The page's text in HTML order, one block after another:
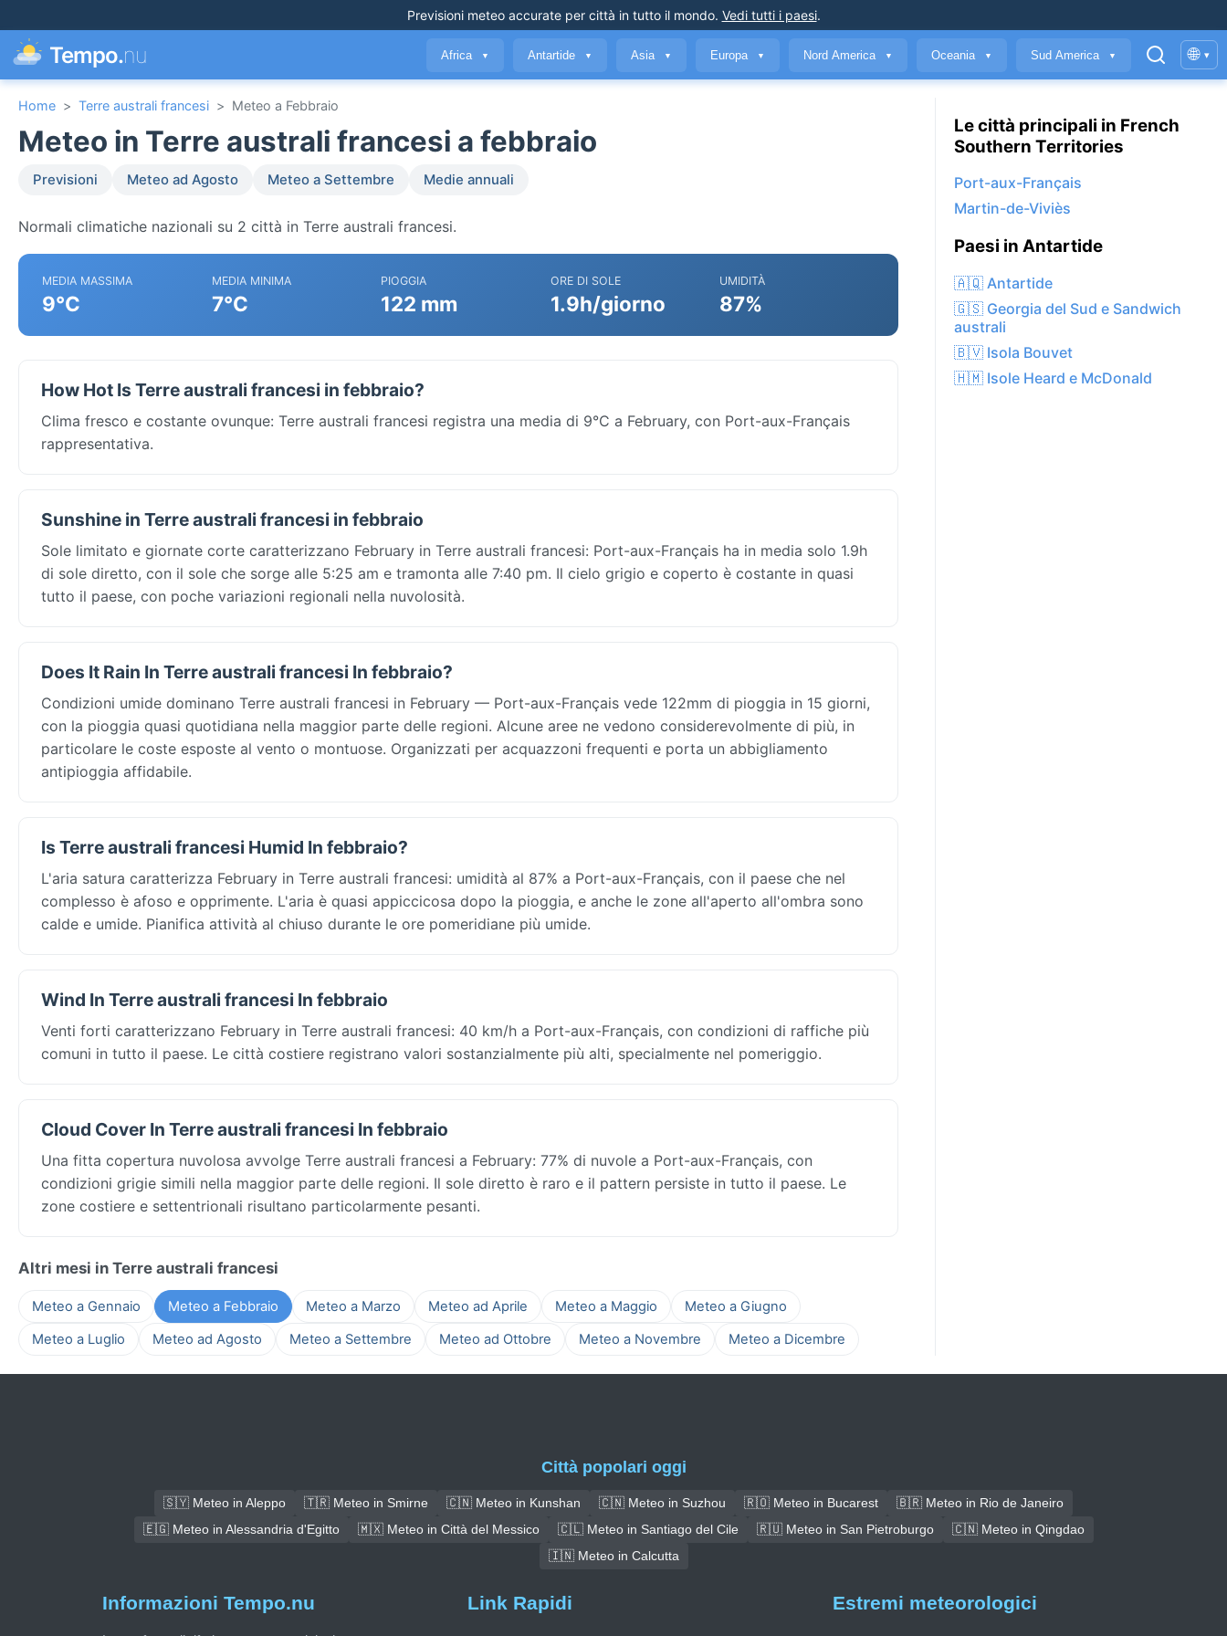
Previsioni meteo accurateper città in tutto il mondo. Vedi tutti i paesi.
Tempo.nu Africa ▼ Antartide ▼ Asia ▼ Europa ▼ Nord America ▼ Oceania ▼ Sud America ▼ 🌐 ▾
Home > Terre australi francesi > Meteo a Febbraio
Meteo in Terre australi francesi a febbraio
Previsioni Meteo ad Agosto Meteo a Settembre Medie annuali
Normali climatiche nazionali su 2 città in Terre australi francesi.
MEDIA MASSIMA
9°C
MEDIA MINIMA
7°C
PIOGGIA
122 mm
ORE DI SOLE
1.9h/giorno
UMIDITÀ
87%
How Hot Is Terre australi francesi in febbraio?
Clima fresco e costante ovunque: Terre australi francesi registra una media di 9°C a February, con Port-aux-Français
rappresentativa.
Sunshine in Terre australi francesi in febbraio
Sole limitato e giornate corte caratterizzano February in Terre australi francesi: Port-aux-Français ha in media solo 1.9h
di sole diretto, con il sole che sorge alle 5:25 am e tramonta alle 7:40 pm. Il cielo grigio e coperto è costante in quasi
tutto il paese, con poche variazioni regionali nella nuvolosità.
Does It Rain In Terre australi francesi In febbraio?
Condizioni umide dominano Terre australi francesi in February — Port-aux-Français vede 122mm di pioggia in 15 giorni,
con la pioggia quasi quotidiana nella maggior parte delle regioni. Alcune aree ne vedono considerevolmente di più, in
particolare le coste esposte al vento o montuose. Organizzati per acquazzoni frequenti e porta un abbigliamento
antipioggia affidabile.
Is Terre australi francesi Humid In febbraio?
L'aria satura caratterizza February in Terre australi francesi: umidità al 87% a Port-aux-Français, con il paese che nel
complesso è afoso e opprimente. L'aria è quasi appiccicosa dopo la pioggia, e anche le zone all'aperto all'ombra sono
calde e umide. Pianifica attività al chiuso durante le ore pomeridiane più umide.
Wind In Terre australi francesi In febbraio
Venti forti caratterizzano February in Terre australi francesi: 40 km/h a Port-aux-Français, con condizioni di raffiche più
comuni in tutto il paese. Le città costiere registrano valori sostanzialmente più alti, specialmente nel pomeriggio.
Cloud Cover In Terre australi francesi In febbraio
Una fitta copertura nuvolosa avvolge Terre australi francesi a February: 77% di nuvole a Port-aux-Français, con
condizioni grigie simili nella maggior parte delle regioni. Il sole diretto è raro e il pattern persiste in tutto il paese. Le
zone costiere e settentrionali risultano particolarmente pesanti.
Altri mesi in Terre australi francesi
Meteo a Gennaio Meteo a Febbraio Meteo a Marzo Meteo ad Aprile Meteo a Maggio
Meteo a Giugno
Meteo a Luglio
Meteo ad Agosto Meteo a Settembre Meteo ad Ottobre Meteo a Novembre Meteo a Dicembre
Le città principali in French
Southern Territories
Port-aux-Français
Martin-de-Viviès
Paesi in Antartide
🇦🇶 Antartide
🇬🇸 Georgia del Sud e Sandwich
australi
🇧🇻 Isola Bouvet
🇭🇲 Isole Heard e McDonald
Città popolari oggi
🇸🇾 Meteo in Aleppo 🇹🇷 Meteo in Smirne 🇨🇳 Meteo in Kunshan 🇨🇳 Meteo in Suzhou 🇷🇴 Meteo in Bucarest
🇧🇷 Meteo in Rio de Janeiro
🇪🇬 Meteo in Alessandria d'Egitto
🇲🇽 Meteo in Città del Messico 🇨🇱 Meteo in Santiago del Cile 🇷🇺 Meteo in San Pietroburgo
🇨🇳 Meteo in Qingdao
🇮🇳 Meteo in Calcutta
Informazioni Tempo.nu Link Rapidi Estremi meteorologici